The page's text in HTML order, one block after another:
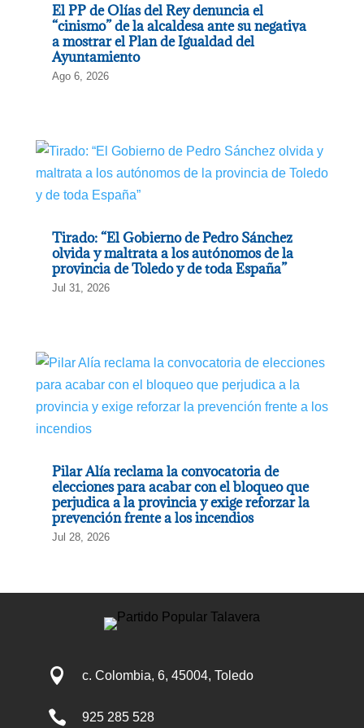
El PP de Olías del Rey denuncia el
“cinismo” de la alcaldesa ante su negativa
a mostrar el Plan de Igualdad del
Ayuntamiento
Ago 6, 2026
Tirado: “El Gobierno de Pedro Sánchez
olvida y maltrata a los autónomos de la
provincia de Toledo y de toda España”
Jul 31, 2026
Pilar Alía reclama la convocatoria de
elecciones para acabar con el bloqueo que
perjudica a la provincia y exige reforzar la
prevención frente a los incendios
Jul 28, 2026
 c. Colombia, 6, 45004, Toledo
 925 285 528